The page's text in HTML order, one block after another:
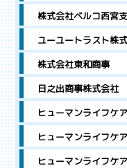
株式会社ベルコ西宮
ユーユートラスト株
株式会社東和商事
日之出商事株式会社
ヒューマンライフケ
ヒューマンライフケ
ヒューマンライフケ